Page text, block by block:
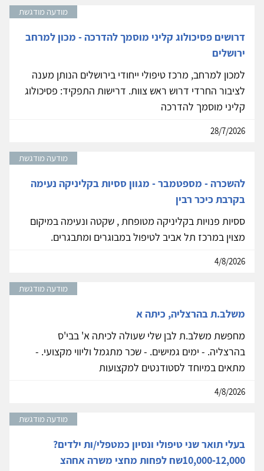
מודעה מודגשת
דרושים פסיכולוג קליני מוסמך להדרכה - מכון למרחב
ירושלים
למכון למרחב, מרכז טיפולי ייחודי בירושלים הנותן מענה
לציבור החרדי דרוש ראש צוות. דרישות התפקיד: פסיכולוג
קליני מוסמך להדרכה
28/7/2026
מודעה מודגשת
להשכרה - מספטמבר - מגוון ססיות בקליניקה נעימה
בקרבת כיכר רבין
ססיות פנויות בקליניקה מטופחת , שקטה ונעימה במיקום
מצוין במרכז תל אביב לטיפול במבוגרים ומתבגרים.
4/8/2026
מודעה מודגשת
משלב.ת בהרצליה, כיתה א
מחפשת משלב.ת לבן שלי שעולה לכיתה א' בבי'ס
בהרצליה. - ימים גמישים. - שכר מתגמל וליווי מקצועי. -
מתאים במיוחד לסטודנטים למקצועות
4/8/2026
מודעה מודגשת
בעלי תואר שני טיפולי ונסיון כמטפלי/ות ילדים?
10,000-12,000שח לפחות מחצי משרה אחהצ